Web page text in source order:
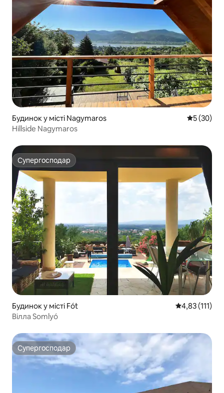
Будинок у місті Nagymaros Середня
5 (30)
Hillside Nagymaros
Супергосподар
Супергосподар
Будинок у місті Fót Середня
4,83 (111)
Вілла Somlyó
Супергосподар
Супергосподар